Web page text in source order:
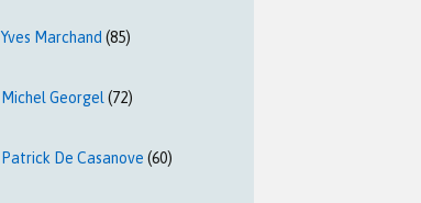
Yves Marchand (85)
Michel Georgel (72)
Patrick De Casanove (60)